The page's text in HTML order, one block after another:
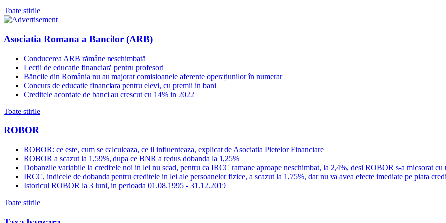
Toate stirile
Asociatia Romana a Bancilor (ARB)
Conducerea ARB rămâne neschimbată
Lecții de educație financiară pentru profesori
Băncile din România nu au majorat comisioanele aferente operațiunilor în numerar
Concurs de educatie financiara pentru elevi, cu premii in bani
Creditele acordate de banci au crescut cu 14% in 2022
Toate stirile
ROBOR
ROBOR: ce este, cum se calculeaza, ce il influenteaza, explicat de Asociatia Pietelor Financiare
ROBOR a scazut la 1,59%, dupa ce BNR a redus dobanda la 1,25%
Dobanzile variabile la creditele noi in lei nu scad, pentru ca IRCC ramane aproape neschimbat, la 2,4%, desi ROBOR s-a micsorat cu
IRCC, indicele de dobanda pentru creditele in lei ale persoanelor fizice, a scazut la 1,75%, dar nu va avea efecte imediate pe piata
Istoricul ROBOR la 3 luni, in perioada 01.08.1995 - 31.12.2019
Toate stirile